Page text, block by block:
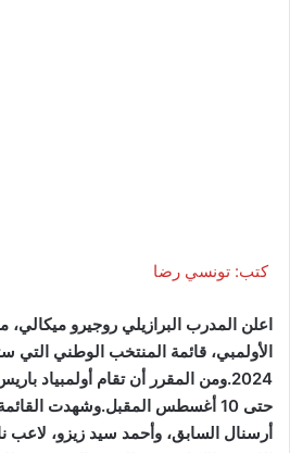
كتب: تونسي رضا
اعلن المدرب البرازيلي روجيرو
الأولمبي، قائمة المنتخب الوطني التي
حتى 10 أغسطس المقبل.وشهدت
أرسنال السابق، وأحمد سيد زيزو، لاعب